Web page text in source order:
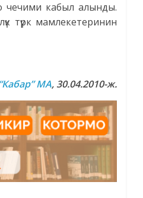
чечими кабыл алынды.
түрк мамлекетеринин
“Кабар” МА, 30.04.2010-ж.